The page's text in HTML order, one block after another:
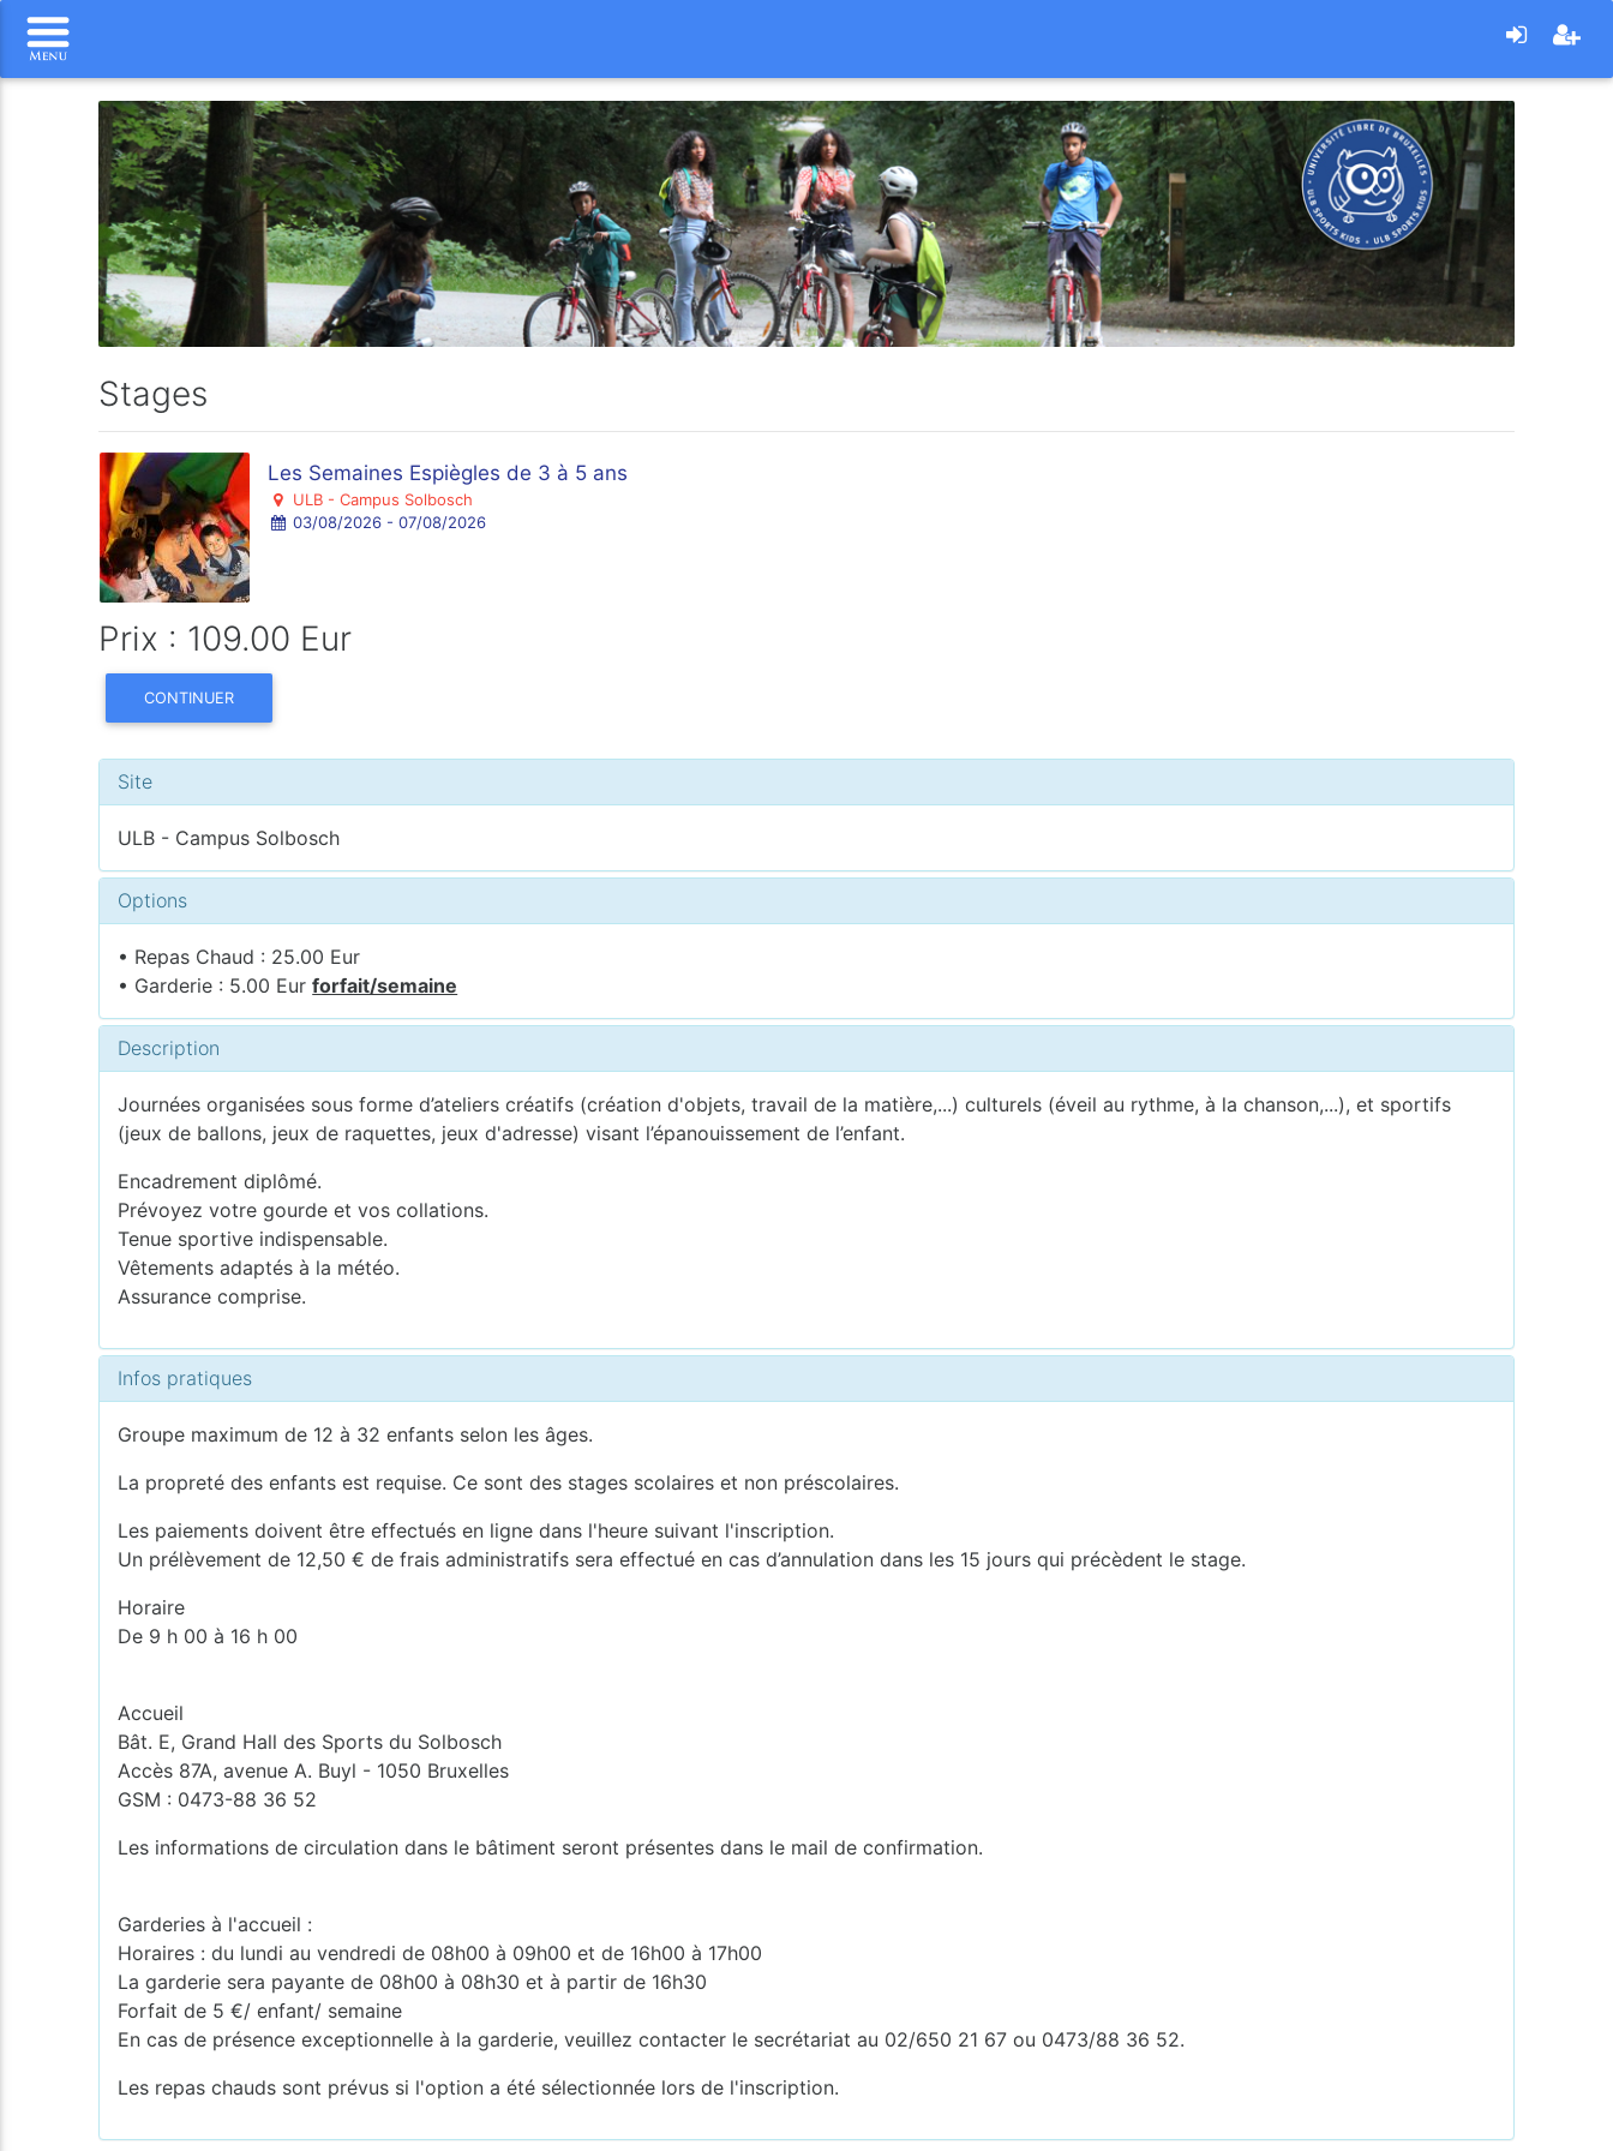
Stages
Les Semaines Espiègles de 3 à 5 ans
ULB - Campus Solbosch
03/08/2026 - 07/08/2026
Prix : 109.00 Eur
CONTINUER
Site
ULB - Campus Solbosch
Options
• Repas Chaud : 25.00 Eur
• Garderie : 5.00 Eurforfait/semaine
Description
Journées organisées sous forme d’ateliers créatifs (création d'objets, travail de la matière,...) culturels (éveil au rythme, à la chanson,...), et sportifs
(jeux de ballons, jeux de raquettes, jeux d'adresse) visant l’épanouissement de l’enfant.
Encadrement diplômé.
Prévoyez votre gourde et vos collations.
Tenue sportive indispensable.
Vêtements adaptés à la météo.
Assurance comprise.
Infos pratiques
Groupe maximum de 12 à 32 enfants selon les âges.
La propreté des enfants est requise. Ce sont des stages scolaires et non préscolaires.
Les paiements doivent être effectués en ligne dans l'heure suivant l'inscription.
Un prélèvement de 12,50 € de frais administratifs sera effectué en cas d’annulation dans les 15 jours qui précèdent le stage.
Horaire
De 9 h 00 à 16 h 00
Accueil
Bât. E, Grand Hall des Sports du Solbosch
Accès 87A, avenue A. Buyl - 1050 Bruxelles
GSM : 0473-88 36 52
Les informations de circulation dans le bâtiment seront présentes dans le mail de confirmation.
Garderies à l'accueil :
Horaires : du lundi au vendredi de 08h00 à 09h00 et de 16h00 à 17h00
La garderie sera payante de 08h00 à 08h30 et à partir de 16h30
Forfait de 5 €/ enfant/ semaine
En cas de présence exceptionnelle à la garderie, veuillez contacter le secrétariat au 02/650 21 67 ou 0473/88 36 52.
Les repas chauds sont prévus si l'option a été sélectionnée lors de l'inscription.